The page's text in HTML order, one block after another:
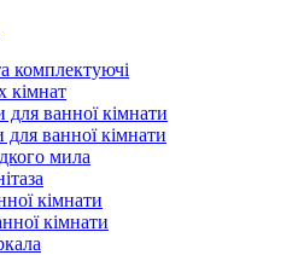
комплектуючі
кімнат
для ванної кімнати
ванної кімнати
мила
кімнати
кімнати